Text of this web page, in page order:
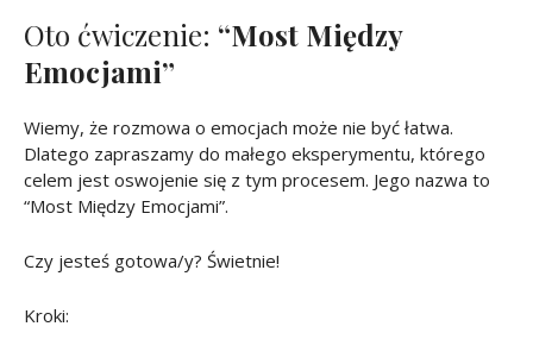
Oto ćwiczenie: “Most Między
Emocjami”
Wiemy, że rozmowa o emocjach może nie być łatwa.
Dlatego zapraszamy do małego eksperymentu, którego
celem jest oswojenie się z tym procesem. Jego nazwa to
“Most Między Emocjami”.
Czy jesteś gotowa/y? Świetnie!
Kroki: